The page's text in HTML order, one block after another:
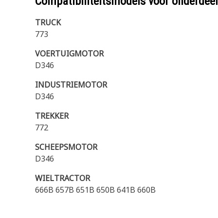
TRUCK
773
VOERTUIGMOTOR
D346
INDUSTRIEMOTOR
D346
TREKKER
772
SCHEEPSMOTOR
D346
WIELTRACTOR
666B 657B 651B 650B 641B 660B